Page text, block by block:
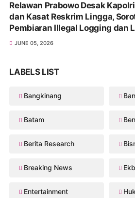
Relawan Prabowo Desak
dan Kasat Reskrim Lingga,
Pembiaran Illegal Logging dan
Penanganan Korupsi
JUNE 05, 2026
LABELS LIST
Bangkinang
Batam
Berita Research
Breaking News
Entertainment